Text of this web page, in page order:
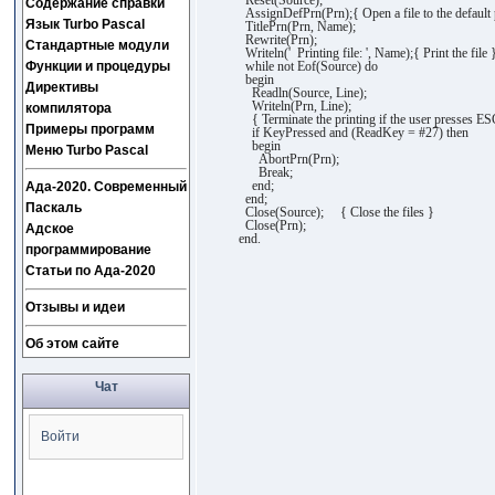
Содержание справки
Язык Turbo Pascal
Стандартные модули
Функции и процедуры
Директивы
компилятора
Примеры программ
Меню Turbo Pascal
Ада-2020. Современный
Паскаль
Адское
программирование
Статьи по Ада-2020
Отзывы и идеи
Об этом сайте
Чат
Войти
AssignDefPrn(Prn);{ Open a file to the default
TitlePrn(Prn, Name);
Rewrite(Prn);
Writeln(' Printing file: ', Name);{ Print the file }
while not Eof(Source) do
begin
Readln(Source, Line);
Writeln(Prn, Line);
{ Terminate the printing if the user presses
if KeyPressed and (ReadKey = #27) then
begin
AbortPrn(Prn);
Break;
end;
end;
Close(Source); { Close the files }
Close(Prn);
end.